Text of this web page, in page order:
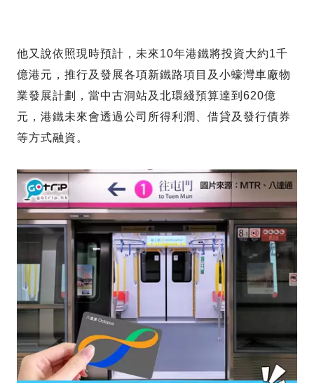
他又說依照現時預計，未來10年港鐵將投資大約1千
億港元，推行及發展各項新鐵路項目及小蠔灣車廠物
業發展計劃，當中古洞站及北環綫預算達到620億
元，港鐵未來會透過公司所得利潤、借貸及發行債券
等方式融資。